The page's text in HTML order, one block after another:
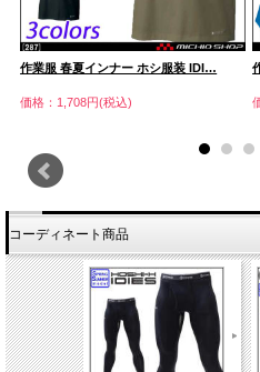
作業服 春夏インナー ホシ服装 IDI…
価格：1,708円(税込)
コーディネート商品